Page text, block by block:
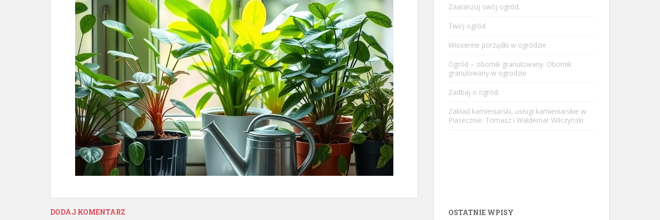
DODAJ KOMENTARZ
Zaaranżuj swój ogród.
Twój ogród.
Wiosenne porządki w ogrodzie
Ogród – obornik granulowany. Obornik
granulowany w ogrodzie
Zadbaj o ogród.
Zakład kamieniarski, usługi kamieniarskie w
Piasecznie. Tomasz i Waldemar Wilczyński
OSTATNIE WPISY